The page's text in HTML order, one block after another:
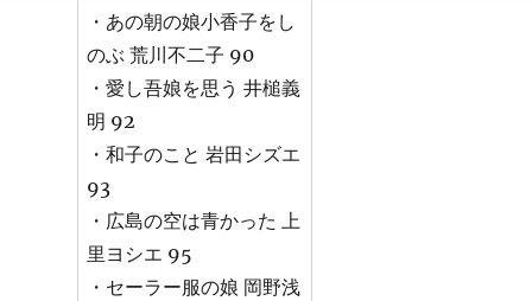
・あの朝の娘小香子をし
のぶ 荒川不二子 90
・愛し吾娘を思う 井槌義
明 92
・和子のこと 岩田シズエ
93
・広島の空は青かった 上
里ヨシエ 95
・セーラー服の娘 岡野浅